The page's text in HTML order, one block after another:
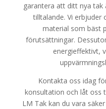
garantera att ditt nya
tilltalande. Vi erbjuder
material som bäst
förutsättningar.
energieffektivt,
Kontakta oss idag
konsultation och låt oss
LM Tak kan du vara